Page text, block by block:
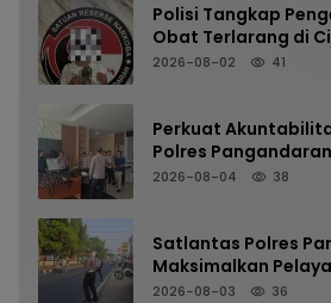
Polisi Tangkap
Obat Terlarang di
2026-08-02 41
Perkuat
Polres
Pemeriksaan Senpi
2026-08-04 38
Satlantas Polres
Maksimalkan
Kelancaran Arus
2026-08-03 36